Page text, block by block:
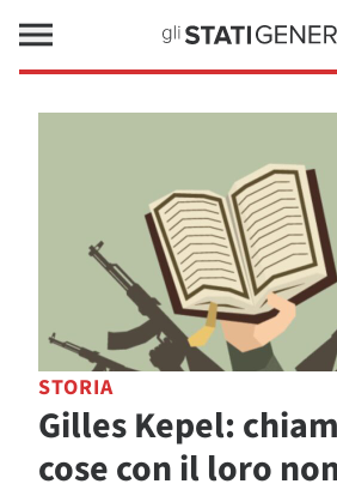
STORIA
Gilles Kepel:
cose con il loro